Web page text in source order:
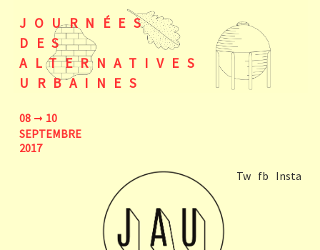
08
10
SEPTEMBRE
2017
JOURNÉES
DES
ALTERNATIVES
URBAINES
Tw fb Insta